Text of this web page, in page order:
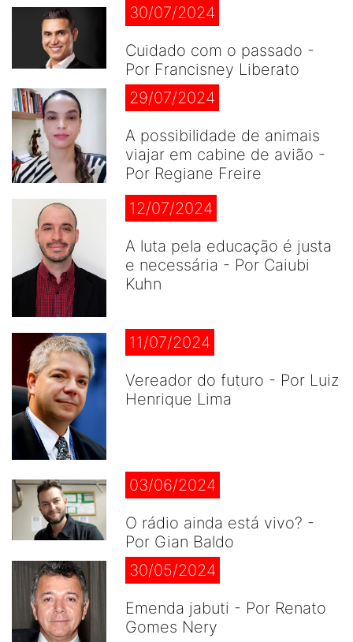
30/07/2024
Cuidado com o passado -
Por Francisney Liberato
29/07/2024
A possibilidade de animais
viajar em cabine de avião -
Por Regiane Freire
12/07/2024
A luta pela educação é justa
e necessária - Por Caiubi
Kuhn
11/07/2024
Vereador do futuro - Por Luiz
Henrique Lima
03/06/2024
O rádio ainda está vivo? -
Por Gian Baldo
30/05/2024
Emenda jabuti - Por Renato
Gomes Nery